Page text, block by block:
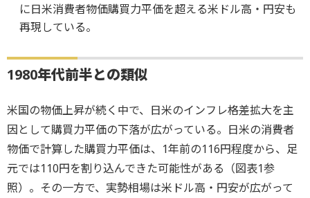
に日米消費者物価購買力平価を超える米ドル高・円安も
再現している。
1980年代前半との類似
米国の物価上昇が続く中で、日米のインフレ格差拡大を主
因として購買力平価の下落が広がっている。日米の消費者
物価で計算した購買力平価は、1年前の116円程度から、足
元では110円を割り込んできた可能性がある（図表1参
照）。その一方で、実勢相場は米ドル高・円安が広がって